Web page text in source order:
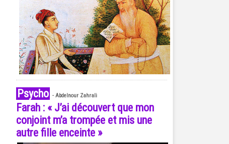
Psycho - Abdelnour Zahrali
Farah : « J’ai découvert que mon
conjoint m’a trompée et mis une
autre fille enceinte »